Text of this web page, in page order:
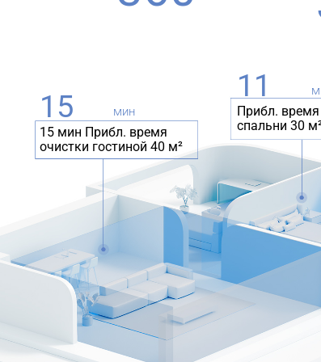
11
Прибл. время
спальни 30
15 мин
15 мин Прибл. время
очистки гостиной 40 м²